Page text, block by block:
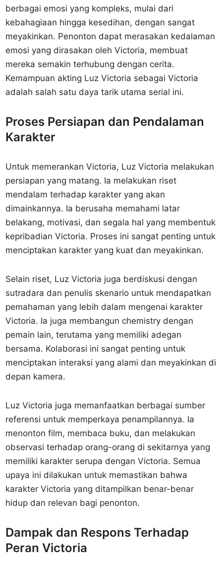
berbagai emosi yang kompleks, mulai dari
kebahagiaan hingga kesedihan, dengan sangat
meyakinkan. Penonton dapat merasakan kedalaman
emosi yang dirasakan oleh Victoria, membuat
mereka semakin terhubung dengan cerita.
Kemampuan akting Luz Victoria sebagai Victoria
adalah salah satu daya tarik utama serial ini.
Proses Persiapan dan Pendalaman
Karakter
Untuk memerankan Victoria, Luz Victoria melakukan
persiapan yang matang. Ia melakukan riset
mendalam terhadap karakter yang akan
dimainkannya. Ia berusaha memahami latar
belakang, motivasi, dan segala hal yang membentuk
kepribadian Victoria. Proses ini sangat penting untuk
menciptakan karakter yang kuat dan meyakinkan.
Selain riset, Luz Victoria juga berdiskusi dengan
sutradara dan penulis skenario untuk mendapatkan
pemahaman yang lebih dalam mengenai karakter
Victoria. Ia juga membangun chemistry dengan
pemain lain, terutama yang memiliki adegan
bersama. Kolaborasi ini sangat penting untuk
menciptakan interaksi yang alami dan meyakinkan di
depan kamera.
Luz Victoria juga memanfaatkan berbagai sumber
referensi untuk memperkaya penampilannya. Ia
menonton film, membaca buku, dan melakukan
observasi terhadap orang-orang di sekitarnya yang
memiliki karakter serupa dengan Victoria. Semua
upaya ini dilakukan untuk memastikan bahwa
karakter Victoria yang ditampilkan benar-benar
hidup dan relevan bagi penonton.
Dampak dan Respons Terhadap
Peran Victoria